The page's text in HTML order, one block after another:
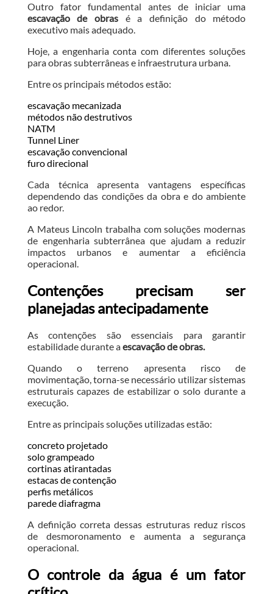
Outro fator fundamental antes de iniciar uma
escavação de obras é a definição do método
executivo mais adequado.
Hoje, a engenharia conta com diferentes soluções
para obras subterrâneas e infraestrutura urbana.
Entre os principais métodos estão:
escavação mecanizada
métodos não destrutivos
NATM
Tunnel Liner
escavação convencional
furo direcional
Cada técnica apresenta vantagens específicas
dependendo das condições da obra e do ambiente
ao redor.
A Mateus Lincoln trabalha com soluções modernas
de engenharia subterrânea que ajudam a reduzir
impactos urbanos e aumentar a eficiência
operacional.
Contenções precisam ser
planejadas antecipadamente
As contenções são essenciais para garantir
estabilidade durante aescavação de obras.
Quando o terreno apresenta risco de
movimentação, torna-se necessário utilizar sistemas
estruturais capazes de estabilizar o solo durante a
execução.
Entre as principais soluções utilizadas estão:
concreto projetado
solo grampeado
cortinas atirantadas
estacas de contenção
perfis metálicos
parede diafragma
A definição correta dessas estruturas reduz riscos
de desmoronamento e aumenta a segurança
operacional.
O controle da água é um fator